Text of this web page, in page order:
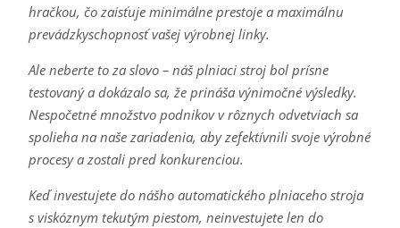
hračkou, čo zaisťuje minimálne prestoje a maximálnu
prevádzkyschopnosť vašej výrobnej linky.
Ale neberte to za slovo – náš plniaci stroj bol prísne
testovaný a dokázalo sa, že prináša výnimočné výsledky.
Nespočetné množstvo podnikov v rôznych odvetviach sa
spolieha na naše zariadenia, aby zefektívnili svoje výrobné
procesy a zostali pred konkurenciou.
Keď investujete do nášho automatického plniaceho stroja
s viskóznym tekutým piestom, neinvestujete len do